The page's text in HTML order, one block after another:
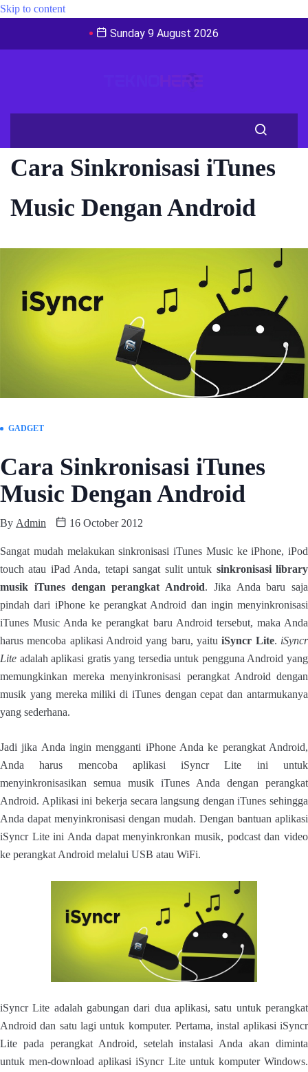
Skip to content
Sunday 9 August 2026
Cara Sinkronisasi iTunes
Music Dengan Android
GADGET
Cara Sinkronisasi iTunes
Music Dengan Android
By Admin 16 October 2012
Sangat mudah melakukan sinkronisasi iTunes Music ke iPhone, iPod
touch atau iPad Anda, tetapi sangat sulit untuk sinkronisasi library
musik iTunes dengan perangkat Android. Jika Anda baru saja
pindah dari iPhone ke perangkat Android dan ingin menyinkronisasi
iTunes Music Anda ke perangkat baru Android tersebut, maka Anda
harus mencoba aplikasi Android yang baru, yaituiSyncr Lite. iSyncr
Lite adalah aplikasi gratis yang tersedia untuk pengguna Android yang
memungkinkan mereka menyinkronisasi perangkat Android dengan
musik yang mereka miliki di iTunes dengan cepat dan antarmukanya
yang sederhana.
Jadi jika Anda ingin mengganti iPhone Anda ke perangkat Android,
Anda harus mencoba aplikasi iSyncr Lite ini untuk
menyinkronisasikan semua musik iTunes Anda dengan perangkat
Android. Aplikasi ini bekerja secara langsung dengan iTunes sehingga
Anda dapat menyinkronisasi dengan mudah. Dengan bantuan aplikasi
iSyncr Lite ini Anda dapat menyinkronkan musik, podcast dan video
ke perangkat Android melalui USB atau WiFi.
iSyncr Lite adalah gabungan dari dua aplikasi, satu untuk perangkat
Android dan satu lagi untuk komputer. Pertama, instal aplikasi iSyncr
Lite pada perangkat Android, setelah instalasi Anda akan diminta
untuk men-download aplikasi iSyncr Lite untuk komputer Windows.